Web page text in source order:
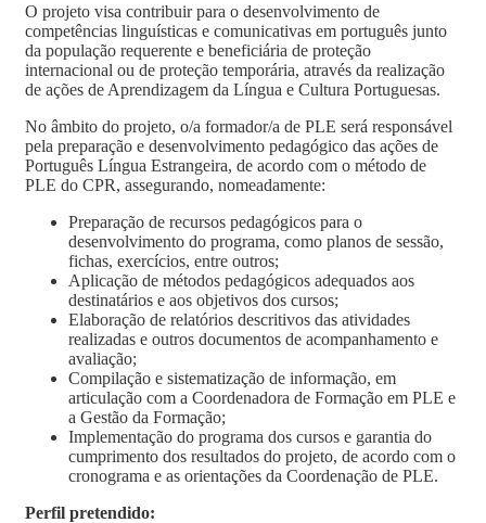
O projeto visa contribuir para o desenvolvimento de
competências linguísticas e comunicativas em português junto
da população requerente e beneficiária de proteção
internacional ou de proteção temporária, através da realização
de ações de Aprendizagem da Língua e Cultura Portuguesas.
No âmbito do projeto, o/a formador/a de PLE será responsável
pela preparação e desenvolvimento pedagógico das ações de
Português Língua Estrangeira, de acordo com o método de
PLE do CPR, assegurando, nomeadamente:
Preparação de recursos pedagógicos para o
desenvolvimento do programa, como planos de sessão,
fichas, exercícios, entre outros;
Aplicação de métodos pedagógicos adequados aos
destinatários e aos objetivos dos cursos;
Elaboração de relatórios descritivos das atividades
realizadas e outros documentos de acompanhamento e
avaliação;
Compilação e sistematização de informação, em
articulação com a Coordenadora de Formação em PLE e
a Gestão da Formação;
Implementação do programa dos cursos e garantia do
cumprimento dos resultados do projeto, de acordo com o
cronograma e as orientações da Coordenação de PLE.
Perfil pretendido: